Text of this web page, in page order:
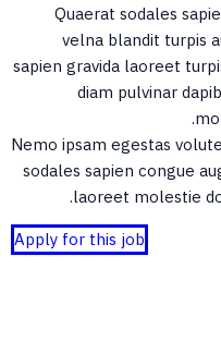
Quaerat sodales
velna blandit turpis
sapien gravida laoreet
diam pulvinar
Nemo ipsam egestas
sodales sapien congue
laoreet molestie
Apply for this job